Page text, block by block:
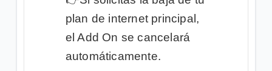
plan de internet principal,
el Add On se cancelará
automáticamente.